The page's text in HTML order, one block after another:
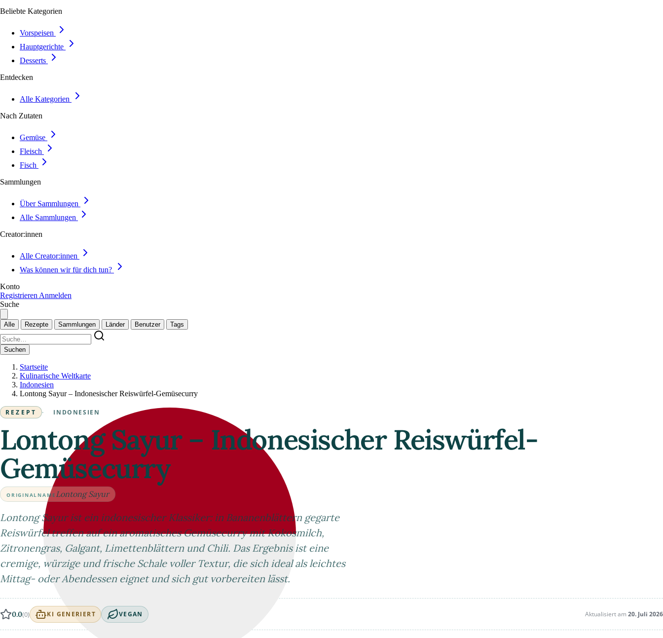
Beliebte Kategorien
Vorspeisen
Hauptgerichte
Desserts
Entdecken
Alle Kategorien
Nach Zutaten
Gemüse
Fleisch
Fisch
Sammlungen
Über Sammlungen
Alle Sammlungen
Creator:innen
Alle Creator:innen
Was können wir für dich tun?
Konto
Registrieren Anmelden
Suche
Alle Rezepte Sammlungen Länder Benutzer Tags
Suchen
Startseite
Kulinarische Weltkarte
Indonesien
Lontong Sayur – Indonesischer Reiswürfel-Gemüsecurry
REZEPT · INDONESIEN
Lontong Sayur – Indonesischer Reiswürfel-
Gemüsecurry
ORIGINALNAME Lontong Sayur
Lontong Sayur ist ein indonesischer Klassiker: in Bananenblättern gegarte
Reiswürfel treffen auf ein aromatisches Gemüsecurry mit Kokosmilch,
Zitronengras, Galgant, Limettenblättern und Chili. Das Ergebnis ist eine
cremige, würzige und frische Schale voller Textur, die sich ideal als leichtes
Mittag- oder Abendessen eignet und sich gut vorbereiten lässt.
0.0(0) KI GENERIERT VEGAN Aktualisiert am 20. Juli 2026